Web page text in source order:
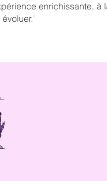
enrichissante,